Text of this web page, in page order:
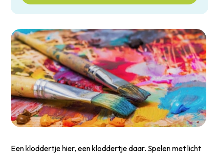
Een kloddertje hier, een kloddertje daar. Spelen met licht